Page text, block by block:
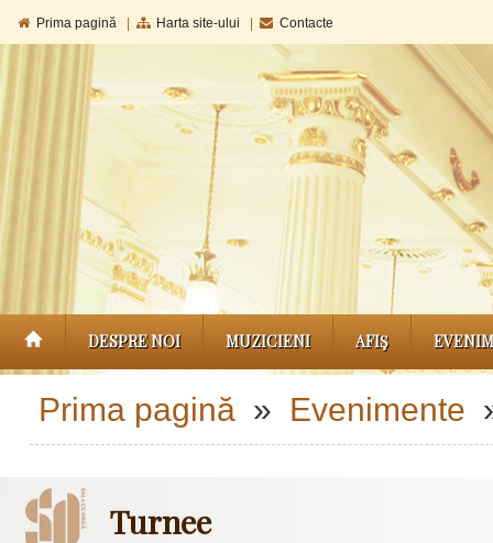
Prima pagină Harta site-ului Contacte
DESPRE NOI MUZICIENI AFIŞ
Prima pagină » Evenimente
Turnee